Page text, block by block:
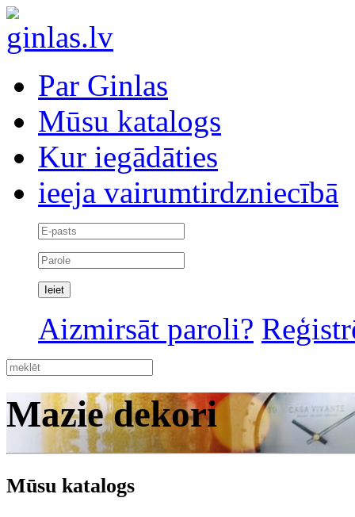
Par Ginlas
Mūsu katalogs
Kur iegādāties
ieeja vairumtirdzniecībā
Aizmirsāt paroli?
Mazie dekori
Mūsu katalogs